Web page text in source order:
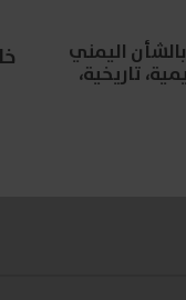
اليمني
تاريخية،